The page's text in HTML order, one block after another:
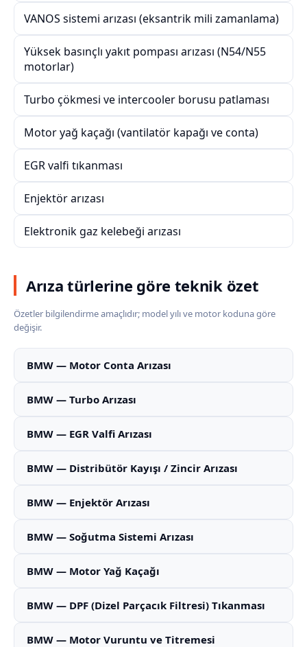
VANOS sistemi arızası (eksantrik mili zamanlama)
Yüksek basınçlı yakıt pompası arızası (N54/N55
motorlar)
Turbo çökmesi ve intercooler borusu patlaması
Motor yağ kaçağı (vantilatör kapağı ve conta)
EGR valfi tıkanması
Enjektör arızası
Elektronik gaz kelebeği arızası
Arıza türlerine göre teknik özet
Özetler bilgilendirme amaçlıdır; model yılı ve motor koduna göre
değişir.
BMW — Motor Conta Arızası
BMW — Turbo Arızası
BMW — EGR Valfi Arızası
BMW — Distribütör Kayışı / Zincir Arızası
BMW — Enjektör Arızası
BMW — Soğutma Sistemi Arızası
BMW — Motor Yağ Kaçağı
BMW — DPF (Dizel Parçacık Filtresi) Tıkanması
BMW — Motor Vuruntu ve Titremesi